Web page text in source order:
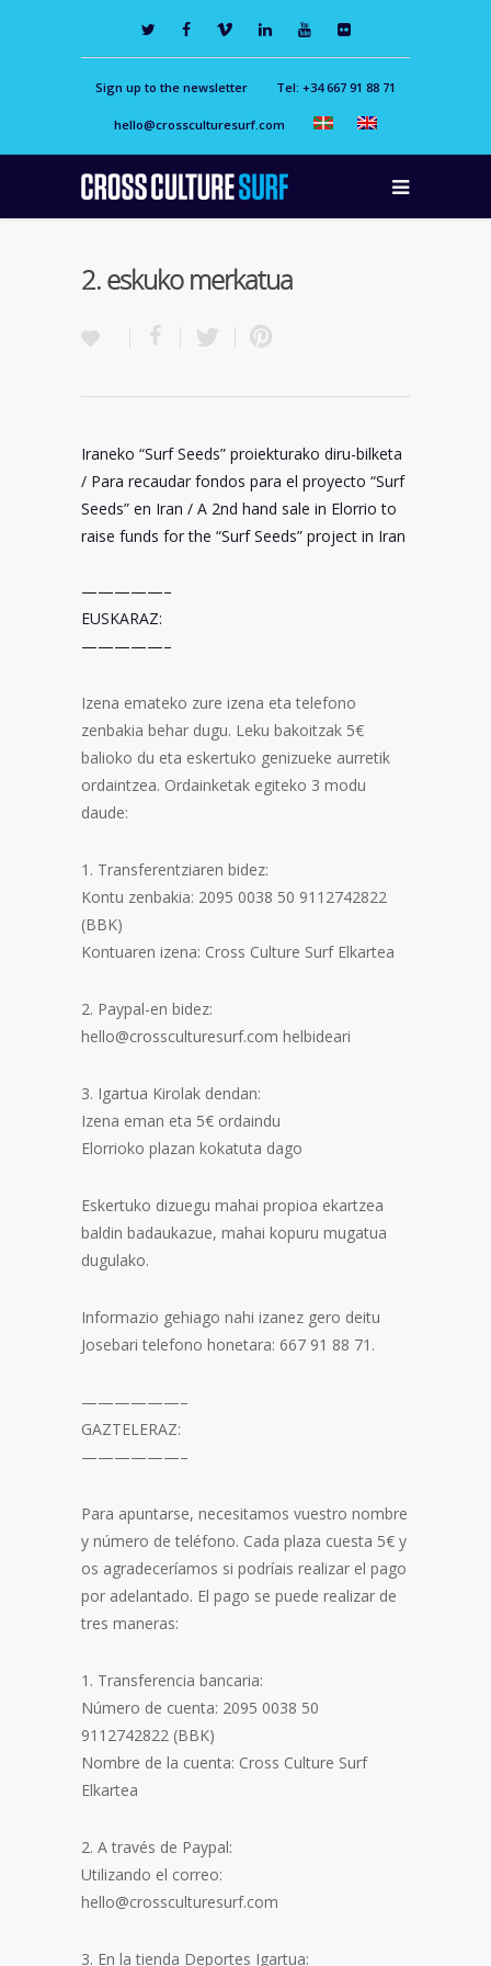
Sign up to the newsletter Tel: +34 667 91 88 71
hello@crossculturesurf.com
2. eskuko merkatua
Iraneko “Surf Seeds” proiekturako diru-bilketa
/ Para recaudar fondos para el proyecto “Surf
Seeds” en Iran / A 2nd hand sale in Elorrio to
raise funds for the “Surf Seeds” project in Iran
—————–
EUSKARAZ:
—————–
Izena emateko zure izena eta telefono
zenbakia behar dugu. Leku bakoitzak 5€
balioko du eta eskertuko genizueke aurretik
ordaintzea. Ordainketak egiteko 3 modu
daude:
1. Transferentziaren bidez:
Kontu zenbakia: 2095 0038 50 9112742822
(BBK)
Kontuaren izena: Cross Culture Surf Elkartea
2. Paypal-en bidez:
hello@crossculturesurf.com helbideari
3. Igartua Kirolak dendan:
Izena eman eta 5€ ordaindu
Elorrioko plazan kokatuta dago
Eskertuko dizuegu mahai propioa ekartzea
baldin badaukazue, mahai kopuru mugatua
dugulako.
Informazio gehiago nahi izanez gero deitu
Josebari telefono honetara: 667 91 88 71.
——————–
GAZTELERAZ:
——————–
Para apuntarse, necesitamos vuestro nombre
y número de teléfono. Cada plaza cuesta 5€ y
os agradeceríamos si podríais realizar el pago
por adelantado. El pago se puede realizar de
tres maneras:
1. Transferencia bancaria:
Número de cuenta: 2095 0038 50
9112742822 (BBK)
Nombre de la cuenta: Cross Culture Surf
Elkartea
2. A través de Paypal:
Utilizando el correo:
hello@crossculturesurf.com
3. En la tienda Deportes Igartua: